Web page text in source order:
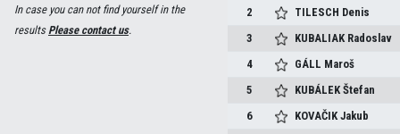
In case you can not find yourself in the
resultsPlease contact us.
2 TILESCH Denis
3
KUBALIAK Radoslav
4
GÁLL Maroš
5
KUBÁLEKŠtefan
6
KOVAČIKJakub